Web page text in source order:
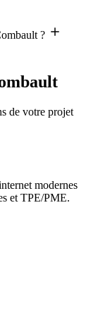
?
de votre projet
modernes
et TPE/PME.